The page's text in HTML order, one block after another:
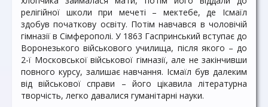
релігійної школи при мечеті – мектебе, де Ісмаїл
здобув початкову освіту. Потім навчався в чоловічій
гімназії в Сімферополі. У 1863 Гаспринський вступає до
Воронезького військового училища, після якого – до
2-ї Московської військової гімназії, але не закінчивши
повного курсу, залишає навчання. Ісмаїл був далеким
від військової справи – його цікавила літературна
творчість, легко давалися гуманітарні науки.